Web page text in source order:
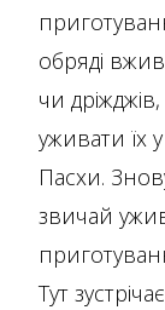
обряді
чи
уживати їх
Пасхи.
звичай
Тут